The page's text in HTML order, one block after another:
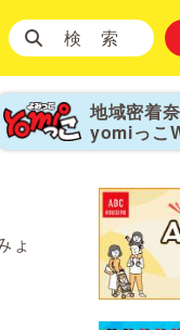
検 索
地域密着
yomiっこ
ょ